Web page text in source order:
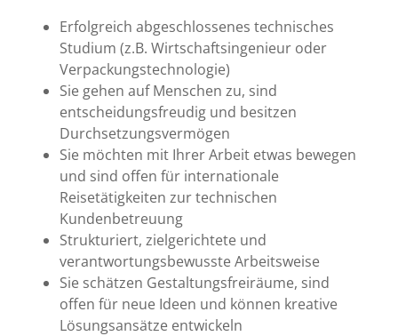
Erfolgreich abgeschlossenes technisches
Studium (z.B. Wirtschaftsingenieur oder
Verpackungstechnologie)
Sie gehen auf Menschen zu, sind
entscheidungsfreudig und besitzen
Durchsetzungsvermögen
Sie möchten mit Ihrer Arbeit etwas bewegen
und sind offen für internationale
Reisetätigkeiten zur technischen
Kundenbetreuung
Strukturiert, zielgerichtete und
verantwortungsbewusste Arbeitsweise
Sie schätzen Gestaltungsfreiräume, sind
offen für neue Ideen und können kreative
Lösungsansätze entwickeln